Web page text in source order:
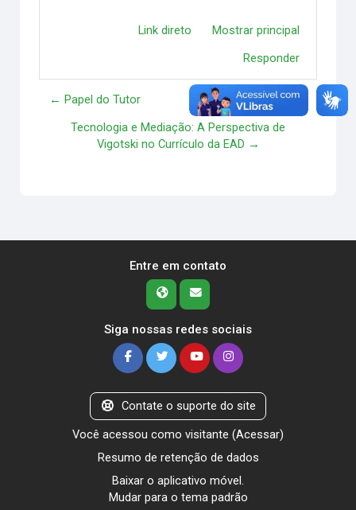
Link direto
Mostrar principal
Responder
← Papel do Tutor
Tecnologia e Mediação: A Perspectiva de
Vigotski no Currículo da EAD →
Entre em contato
Siga nossas redes sociais
Contate o suporte do site
Você acessou como visitante (Acessar)
Resumo de retenção de dados
Baixar o aplicativo móvel.
Mudar para o tema padrão